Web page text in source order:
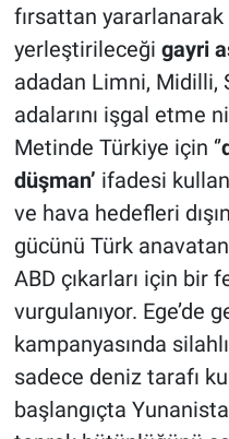
fırsattan yararlanarak
yerleştirileceği gayri
adadan Limni, Midilli,
adalarını işgal etme
Metinde Türkiye için ‘’
düşman’ ifadesi
ve hava hedefleri
gücünü Türk
ABD çıkarları için bir
vurgulanıyor. Ege’de
kampanyasında
sadece deniz tarafı
başlangıçta